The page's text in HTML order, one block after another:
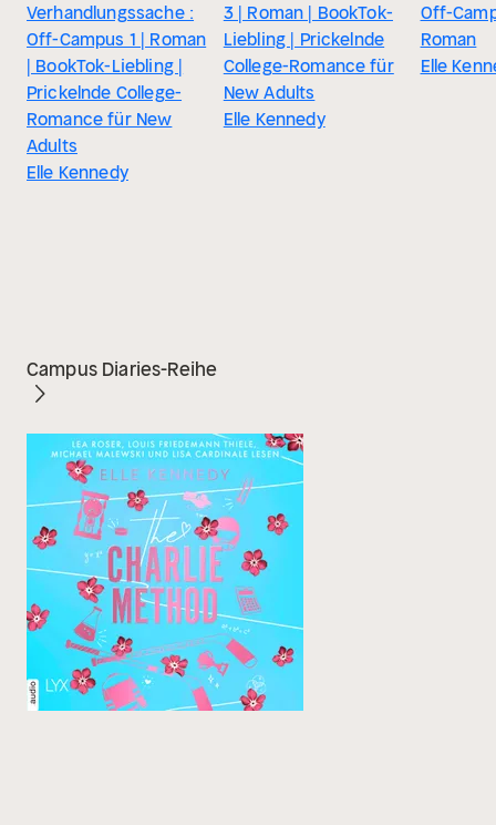
Verhandlungssache :
Off-Campus 1 | Roman
| BookTok-Liebling |
Prickelnde College-
Romance für New
Adults
Elle Kennedy
3 | Roman | BookTok-
Liebling | Prickelnde
College-Romance für
New Adults
Elle Kennedy
Off-
Roman
Elle
Campus Diaries-Reihe